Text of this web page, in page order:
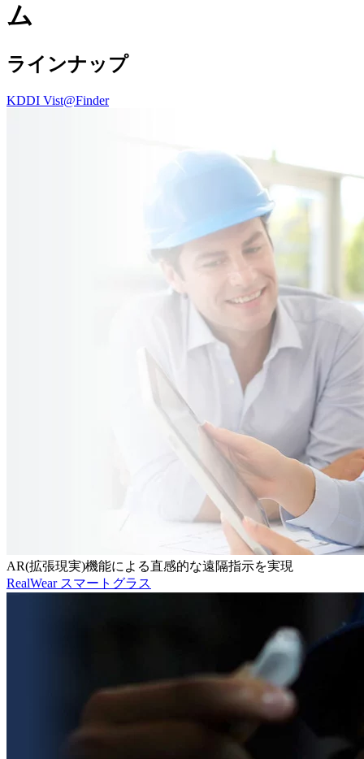
ム
ラインナップ
KDDI Vist@Finder
AR(拡張現実)機能による直感的な遠隔指示を実現
RealWear スマートグラス